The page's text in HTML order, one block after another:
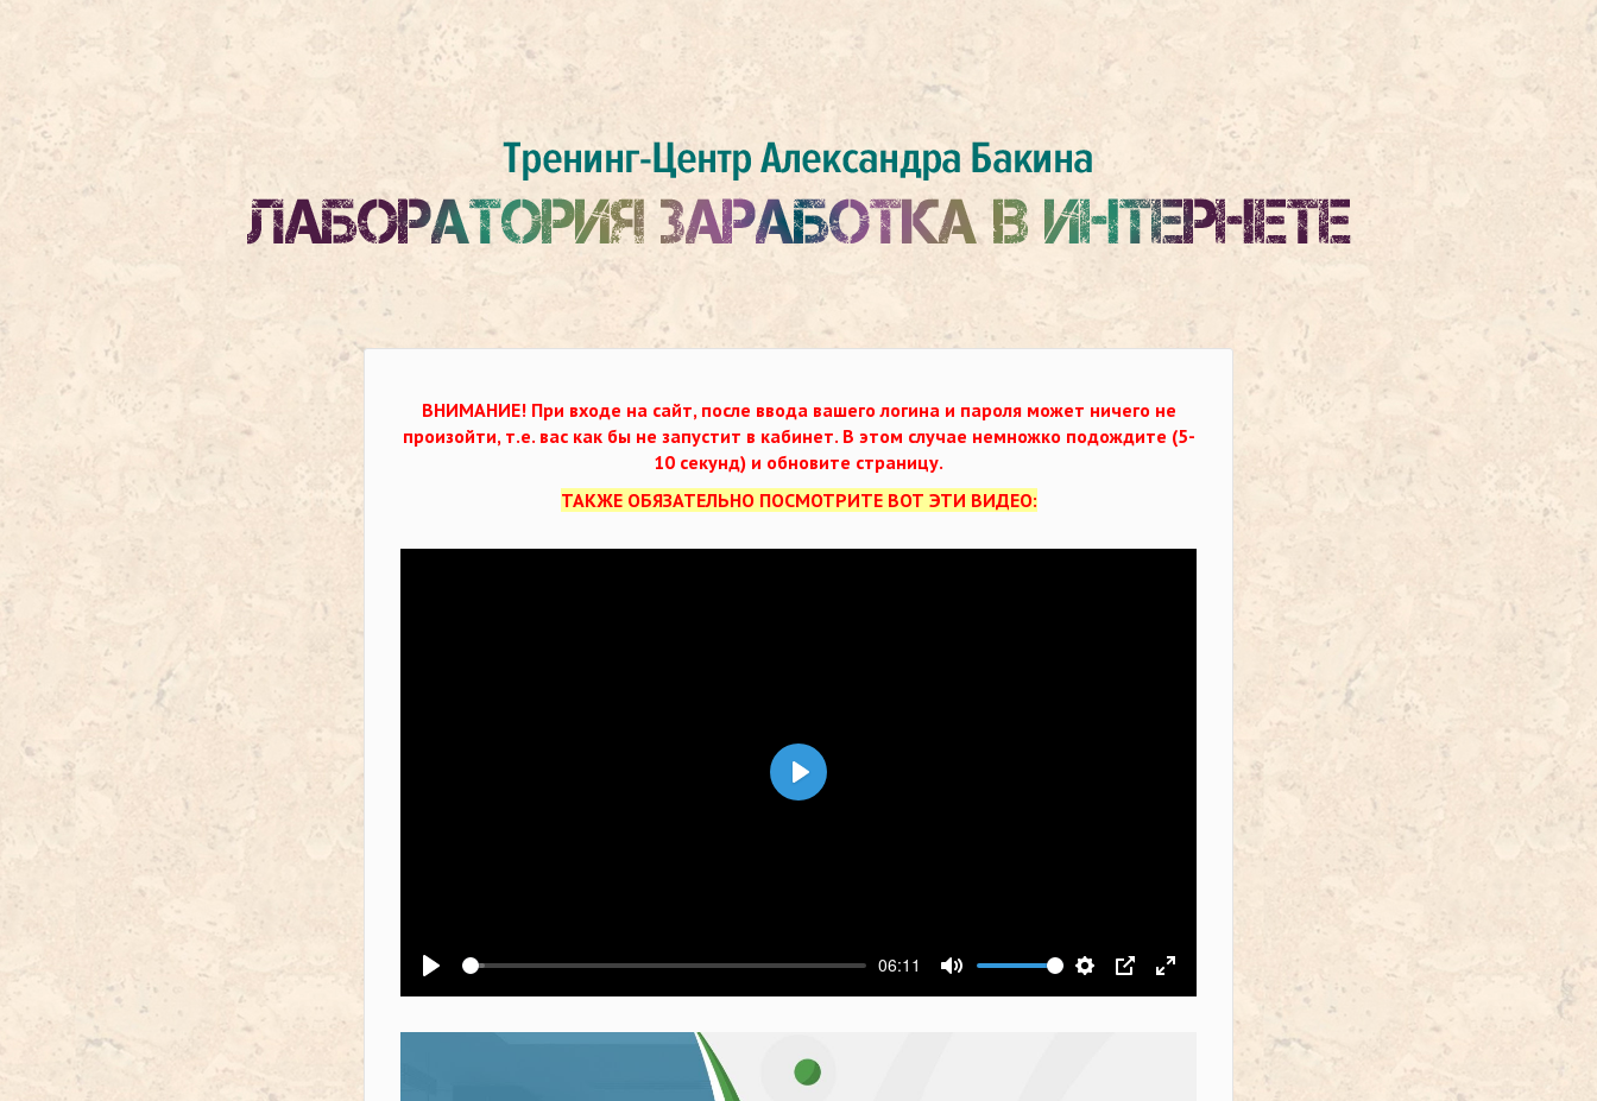
ВНИМАНИЕ! При входе на сайт, после ввода вашего логина и пароля может ничего не
произойти, т.е. вас как бы не запустит в кабинет. В этом случае немножко подождите (5-
10 секунд) и обновите страницу.
ТАКЖЕ ОБЯЗАТЕЛЬНО ПОСМОТРИТЕ ВОТ ЭТИ ВИДЕО:
Воспроизвести
06:11
Выключить звукНастройки
PIP На весь экран
Воспроизвести